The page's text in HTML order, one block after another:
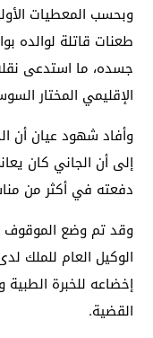
وبحسب المعطيات
طعنات قاتلة لوالده
جسده، ما استدعى
الإقليمي المختار
وأفاد شهود عيان أن
إلى أن الجاني كان
دفعته في أكثر من
وقد تم وضع الموقوف
الوكيل العام للملك
إخضاعه للخبرة
القضية.